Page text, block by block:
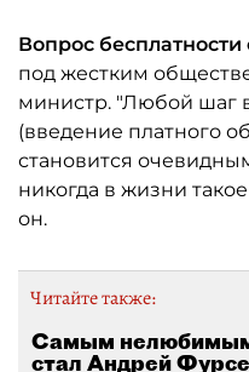
Вопрос
под жестким
министр. "Любой шаг
(введение платного
становится
никогда в жизни
он.
Читайте также:
Самым
стал Андрей